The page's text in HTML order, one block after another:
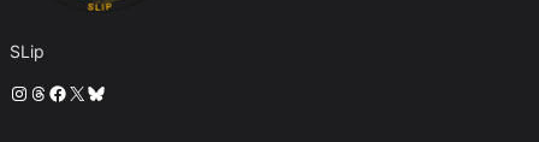
SLip
Instagram
Threads
Facebook
X Bluesky